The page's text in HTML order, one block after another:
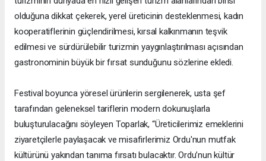
olduğuna dikkat çekerek, yerel üreticinin desteklenmesi, kadın
kooperatiflerinin güçlendirilmesi, kırsal kalkınmanın teşvik
edilmesi ve sürdürülebilir turizmin yaygınlaştırılması açısından
gastronominin büyük bir fırsat sunduğunu sözlerine ekledi.
Festival boyunca yöresel ürünlerin sergilenerek, usta şef
tarafından geleneksel tariflerin modern dokunuşlarla
buluşturulacağını söyleyen Toparlak, “Üreticilerimiz emeklerini
ziyaretçilerle paylaşacak ve misafirlerimiz Ordu'nun mutfak
kültürünü yakından tanıma fırsatı bulacaktır. Ordu’nun kültür